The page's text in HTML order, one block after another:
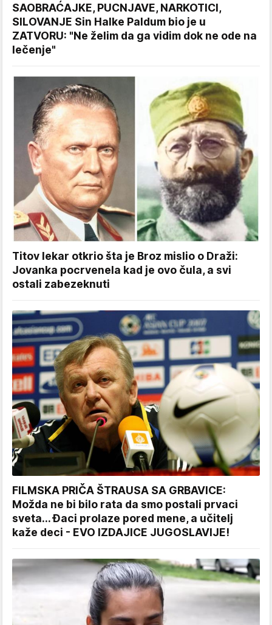
SAOBRAĆAJKE, PUCNJAVE, NARKOTICI,
SILOVANJE Sin Halke Paldum bio je u
ZATVORU: "Ne želim da ga vidim dok ne ode na
lečenje"
Titov lekar otkrio šta je Broz mislio o Draži:
Jovanka pocrvenela kad je ovo čula, a svi
ostali zabezeknuti
FILMSKA PRIČA ŠTRAUSA SA GRBAVICE:
Možda ne bi bilo rata da smo postali prvaci
sveta... Đaci prolaze pored mene, a učitelj
kaže deci - EVO IZDAJICE JUGOSLAVIJE!